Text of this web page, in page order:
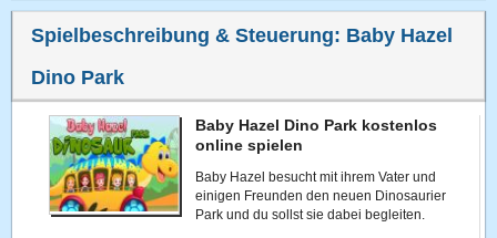
Spielbeschreibung & Steuerung: Baby Hazel
Dino Park
Baby Hazel Dino Park kostenlos
online spielen
Baby Hazel besucht mit ihrem Vater und
einigen Freunden den neuen Dinosaurier
Park und du sollst sie dabei begleiten.